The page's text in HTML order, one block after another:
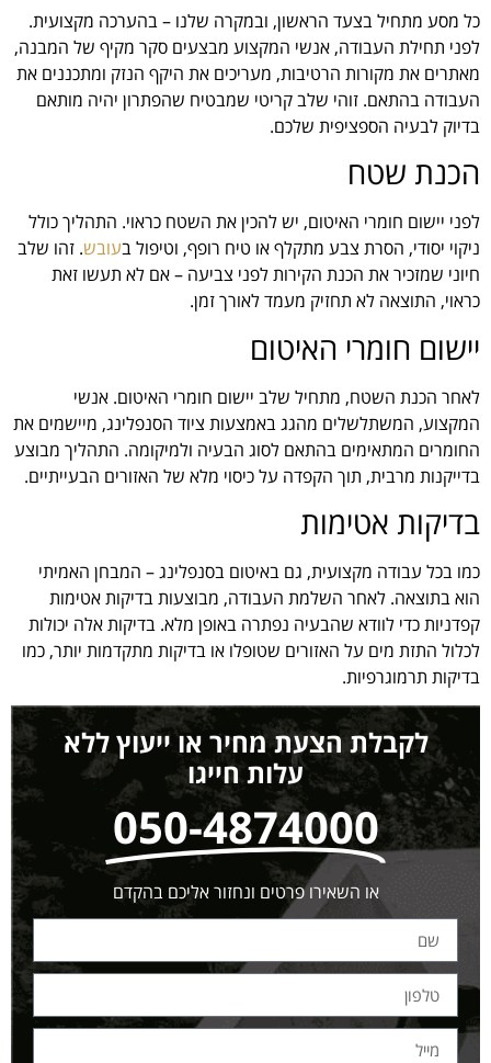
כל מסע מתחיל בצעד הראשון, ובמקרה שלנו – בהערכה מקצועית.
לפני תחילת העבודה, אנשי המקצוע מבצעים סקר מקיף של המבנה,
מאתרים את מקורות הרטיבות, מעריכים את היקף הנזק ומתכננים את
העבודה בהתאם. זוהי שלב קריטי שמבטיח שהפתרון יהיה מותאם
בדיוק לבעיה הספציפית שלכם.
הכנת שטח
לפני יישום חומרי האיטום, יש להכין את השטח כראוי. התהליך כולל
ניקוי יסודי, הסרת צבע מתקלף או טיח רופף, וטיפול בעובש. זהו שלב
חיוני שמזכיר את הכנת הקירות לפני צביעה – אם לא תעשו זאת
כראוי, התוצאה לא תחזיק מעמד לאורך זמן.
יישום חומרי האיטום
לאחר הכנת השטח, מתחיל שלב יישום חומרי האיטום. אנשי
המקצוע, המשתלשלים מהגג באמצעות ציוד הסנפלינג, מיישמים את
החומרים המתאימים בהתאם לסוג הבעיה ולמיקומה. התהליך מבוצע
בדייקנות מרבית, תוך הקפדה על כיסוי מלא של האזורים הבעייתיים.
בדיקות אטימות
כמו בכל עבודה מקצועית, גם באיטום בסנפלינג – המבחן האמיתי
הוא בתוצאה. לאחר השלמת העבודה, מבוצעות בדיקות אטימות
קפדניות כדי לוודא שהבעיה נפתרה באופן מלא. בדיקות אלה יכולות
לכלול התזת מים על האזורים שטופלו או בדיקות מתקדמות יותר, כמו
בדיקות תרמוגרפיות.
לקבלת הצעת מחיר או ייעוץ ללא
עלות חייגו
050-4874000
או השאירו פרטים ונחזור אליכם בהקדם